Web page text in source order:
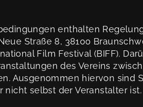
enthalten
Straße 8, 38100
Film Festival (BIFF).
des Vereins
Ausgenommen hiervon sind
nicht selbst der Veranstalter ist.